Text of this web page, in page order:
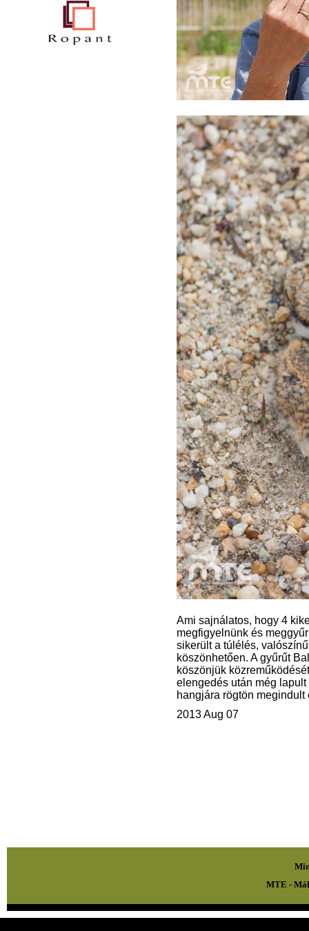
Ami sajnálatos, hogy 4
megfigyelnünk és
sikerült a túlélés,
köszönhetően. A gyűrűt
köszönjük
elengedés után még
hangjára rögtön
2013 Aug 07
MTE -